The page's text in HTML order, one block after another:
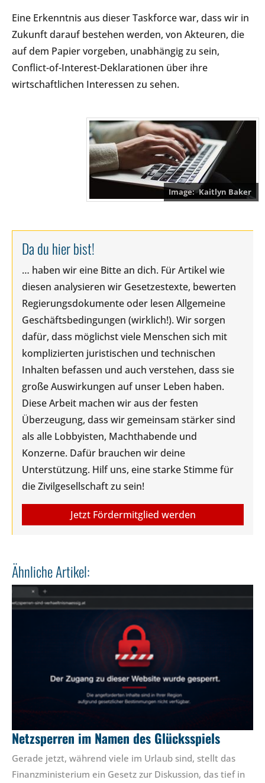
Eine Erkenntnis aus dieser Taskforce war, dass wir in
Zukunft darauf bestehen werden, von Akteuren, die
auf dem Papier vorgeben, unabhängig zu sein,
Conflict-of-Interest-Deklarationen über ihre
wirtschaftlichen Interessen zu sehen.
Kaitlyn Baker
Da du hier bist!
… haben wir eine Bitte an dich. Für Artikel wie
diesen analysieren wir Gesetzestexte, bewerten
Regierungsdokumente oder lesen Allgemeine
Geschäftsbedingungen (wirklich!). Wir sorgen
dafür, dass möglichst viele Menschen sich mit
komplizierten juristischen und technischen
Inhalten befassen und auch verstehen, dass sie
große Auswirkungen auf unser Leben haben.
Diese Arbeit machen wir aus der festen
Überzeugung, dass wir gemeinsam stärker sind
als alle Lobbyisten, Machthabende und
Konzerne. Dafür brauchen wir deine
Unterstützung. Hilf uns, eine starke Stimme für
die Zivilgesellschaft zu sein!
Jetzt Fördermitglied werden
Ähnliche Artikel:
Netzsperren im Namen des Glücksspiels
Gerade jetzt, während viele im Urlaub sind, stellt das
Finanzministerium ein Gesetz zur Diskussion, das tief in